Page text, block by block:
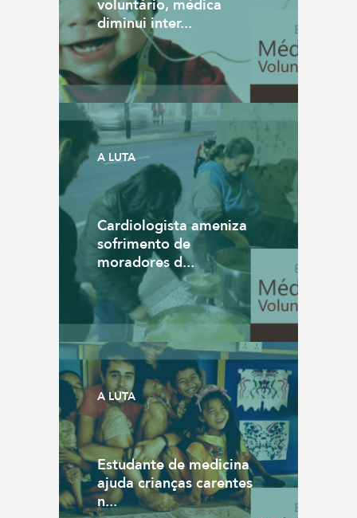
voluntário, médica
diminui inter...
A LUTA
Cardiologista ameniza
sofrimento de
moradores d...
A LUTA
Estudante de medicina
ajuda crianças carentes
n...